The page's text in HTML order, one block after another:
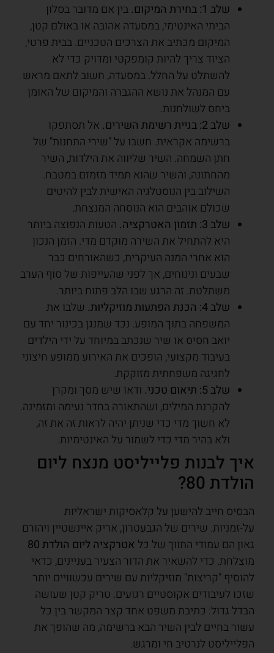
שלב 1: בחירת המיקום.
בין אם מדובר בסלון
הביתי האינטימי, במסעדה אהובה או באולם קטן,
המיקום מכתיב את הצרכים הטכניים. בבית פרטי,
הציוד צריך להיות קומפקטי ומדויק כדי לא
להשתלט על החלל. במסעדה, חשוב לתאם מראש
עם המנהל את נושא ההגברה והמיקום של האומן
ביחס לשולחנות.
שלב 2: בניית רשימת השירים.
אל תסתפקו
ברשימה אקראית. חשבו על "שירי התחנות" של
חתן השמחה. השיר שליווה את הילדות, השיר
מהחתונה, והשיר שהוא תמיד מזמזם במטבח.
השילוב בין הנוסטלגיה האישית לבין להיטים
שכולם אוהבים הוא הנוסחה המנצחת.
שלב 3: תזמון האטרקציה.
הטעות הנפוצה ביותר
היא להתחיל את השירה מוקדם מדי. הזמן הנכון
הוא אחרי המנה העיקרית, כשהאורחים כבר
שבעים ונינוחים, אך לפני שהעייפות של סוף הערב
משתלטת. זה הרגע שבו הלב פתוח ביותר.
שלב 4: הכנת הפתעות מוזיקליות.
שלבו את
המשפחה בתוך המופע. נכד שמנגן בכינור יחד עם
יואב חסיס או שיר שנכתב במיוחד על ידי הילדים
בעיבוד מקצועי, הופכים את האירוע ממופע חיצוני
לחגיגה משפחתית מזוקקת.
שלב 5: תיאום טכני.
ודאו שיש מסך ומקרן
להקרנת המילים, ושהתאורה בחדר נעימה ומזמינה.
לא חשוך מדי כדי שניתן יהיה לראות זה את זה,
ולא בהיר מדי כדי לשמור על האינטימיות.
איך לבנות פלייליסט מנצח ליום
הולדת 80?
הבסיס חייב להישען על קלאסיקות ישראליות
על-זמניות. שירים של הגבעטרון, אריק איינשטיין ויהורם
גאון הם עמודי התווך של כל אטרקציה ליום הולדת 80
מוצלחת. כדי להשאיר את הדור הצעיר בעניינים, כדאי
להוסיף "קריצות" מוזיקליות עם שירים עכשוויים יותר
שזכו לעיבודים אקוסטיים רגועים. טריק קטן שעושה
הבדל גדול: כתיבת משפט אחד קצר המקשר בין כל
עשור בחיים לבין השיר הבא ברשימה, מה שהופך את
הפלייליסט לנרטיב חי ומרגש.